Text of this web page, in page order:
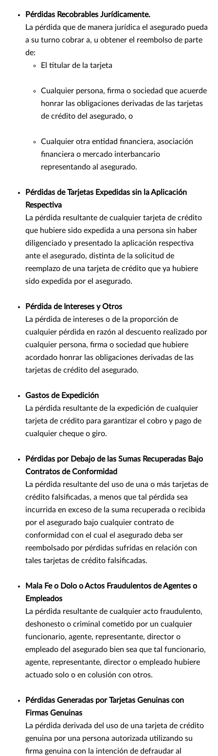
Pérdidas Recobrables Jurídicamente.
La pérdida que de manera jurídica el asegurado pueda
a su turno cobrar a, u obtener el reembolso de parte
de:
El titular de la tarjeta
Cualquier persona, firma o sociedad que acuerde
honrar las obligaciones derivadas de las tarjetas
de crédito del asegurado, o
Cualquier otra entidad financiera, asociación
financiera o mercado interbancario
representando al asegurado.
Pérdidas de Tarjetas Expedidas sin la Aplicación
Respectiva
La pérdida resultante de cualquier tarjeta de crédito
que hubiere sido expedida a una persona sin haber
diligenciado y presentado la aplicación respectiva
ante el asegurado, distinta de la solicitud de
reemplazo de una tarjeta de crédito que ya hubiere
sido expedida por el asegurado.
Pérdida de Intereses y Otros
La pérdida de intereses o de la proporción de
cualquier pérdida en razón al descuento realizado por
cualquier persona, firma o sociedad que hubiere
acordado honrar las obligaciones derivadas de las
tarjetas de crédito del asegurado.
Gastos de Expedición
La pérdida resultante de la expedición de cualquier
tarjeta de crédito para garantizar el cobro y pago de
cualquier cheque o giro.
Pérdidas por Debajo de las Sumas Recuperadas Bajo
Contratos de Conformidad
La pérdida resultante del uso de una o más tarjetas de
crédito falsificadas, a menos que tal pérdida sea
incurrida en exceso de la suma recuperada o recibida
por el asegurado bajo cualquier contrato de
conformidad con el cual el asegurado deba ser
reembolsado por pérdidas sufridas en relación con
tales tarjetas de crédito falsificadas.
Mala Fe o Dolo o Actos Fraudulentos de Agentes o
Empleados
La pérdida resultante de cualquier acto fraudulento,
deshonesto o criminal cometido por un cualquier
funcionario, agente, representante, director o
empleado del asegurado bien sea que tal funcionario,
agente, representante, director o empleado hubiere
actuado solo o en colusión con otros.
Pérdidas Generadas por Tarjetas Genuinas con
Firmas Genuinas
La pérdida derivada del uso de una tarjeta de crédito
genuina por una persona autorizada utilizando su
firma genuina con la intención de defraudar al